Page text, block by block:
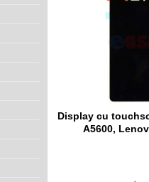
Display cu
A5600,